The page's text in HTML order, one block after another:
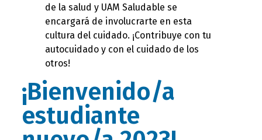
de la salud y UAM Saludable se
encargará de involucrarte en esta
cultura del cuidado. ¡Contribuye con tu
autocuidado y con el cuidado de los
otros!
¡Bienvenido/a
estudiante